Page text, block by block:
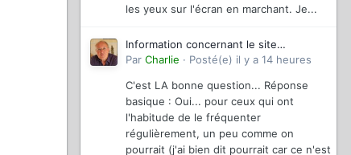
les yeux sur l'écran en marchant. Je...
Information concernant le site
magazinevideo
Par Charlie · Posté(e) il y a 14 heures
C'est LA bonne question... Réponse
basique : Oui... pour ceux qui ont
l'habitude de le fréquenter
régulièrement, un peu comme on
pourrait (j'ai bien dit pourrait car ce n'est